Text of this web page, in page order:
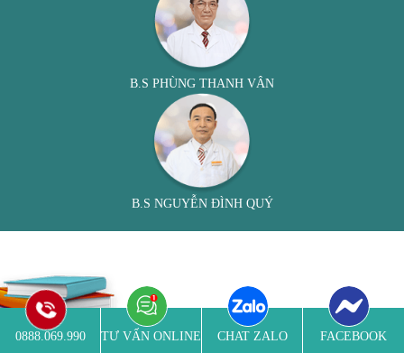
B.S PHÙNG THANH VÂN
B.S NGUYỄN ĐÌNH QUÝ
0888.069.990 TƯ VẤN ONLINE CHAT ZALO FACEBOOK